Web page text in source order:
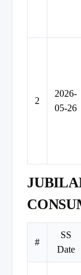
2
2026-
05-26
#
SS
Date